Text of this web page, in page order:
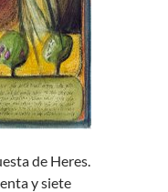
de Heres.
y siete